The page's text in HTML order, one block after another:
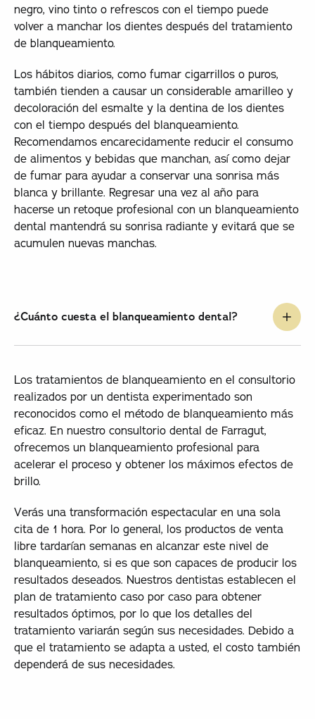
negro, vino tinto o refrescos con el tiempo puede
volver a manchar los dientes después del tratamiento
de blanqueamiento.
Los hábitos diarios, como fumar cigarrillos o puros,
también tienden a causar un considerable amarilleo y
decoloración del esmalte y la dentina de los dientes
con el tiempo después del blanqueamiento.
Recomendamos encarecidamente reducir el consumo
de alimentos y bebidas que manchan, así como dejar
de fumar para ayudar a conservar una sonrisa más
blanca y brillante. Regresar una vez al año para
hacerse un retoque profesional con un blanqueamiento
dental mantendrá su sonrisa radiante y evitará que se
acumulen nuevas manchas.
¿Cuánto cuesta el blanqueamiento dental?
Los tratamientos de blanqueamiento en el consultorio
realizados por un dentista experimentado son
reconocidos como el método de blanqueamiento más
eficaz. En nuestro consultorio dental de Farragut,
ofrecemos un blanqueamiento profesional para
acelerar el proceso y obtener los máximos efectos de
brillo.
Verás una transformación espectacular en una sola
cita de 1 hora. Por lo general, los productos de venta
libre tardarían semanas en alcanzar este nivel de
blanqueamiento, si es que son capaces de producir los
resultados deseados. Nuestros dentistas establecen el
plan de tratamiento caso por caso para obtener
resultados óptimos, por lo que los detalles del
tratamiento variarán según sus necesidades. Debido a
que el tratamiento se adapta a usted, el costo también
dependerá de sus necesidades.